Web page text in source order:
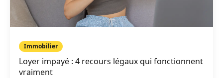
Immobilier
Loyer impayé : 4 recours légaux qui fonctionnent
vraiment